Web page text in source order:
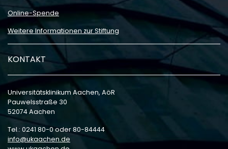
Online-Spende
Weitere Informationen zur Stiftung
KONTAKT
Universitätsklinikum Aachen, AöR
Pauwelsstraße 30
52074 Aachen
Tel.: 0241 80-0 oder 80-84444
info
ukaachen de